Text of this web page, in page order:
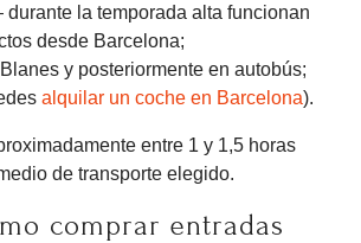
la temporada alta funcionan
desde Barcelona;
y posteriormente en autobús;
alquilar un coche en Barcelona).
entre 1 y 1,5 horas
de transporte elegido.
comprar entradas